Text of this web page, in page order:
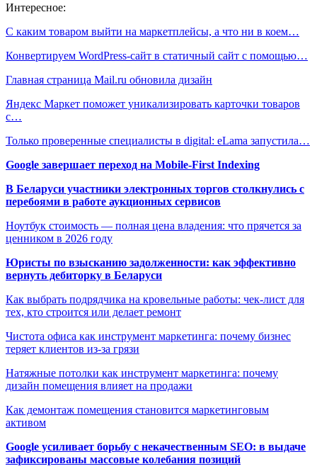
Интересное:
С каким товаром выйти на маркетплейсы, а что ни в коем…
Конвертируем WordPress-сайт в статичный сайт с помощью…
Главная страница Mail.ru обновила дизайн
Яндекс Маркет поможет уникализировать карточки товаров
с…
Только проверенные специалисты в digital: eLama запустила…
Google завершает переход на Mobile-First Indexing
В Беларуси участники электронных торгов столкнулись с
перебоями в работе аукционных сервисов
Ноутбук стоимость — полная цена владения: что прячется за
ценником в 2026 году
Юристы по взысканию задолженности: как эффективно
вернуть дебиторку в Беларуси
Как выбрать подрядчика на кровельные работы: чек-лист для
тех, кто строится или делает ремонт
Чистота офиса как инструмент маркетинга: почему бизнес
теряет клиентов из-за грязи
Натяжные потолки как инструмент маркетинга: почему
дизайн помещения влияет на продажи
Как демонтаж помещения становится маркетинговым
активом
Google усиливает борьбу с некачественным SEO: в выдаче
зафиксированы массовые колебания позиций